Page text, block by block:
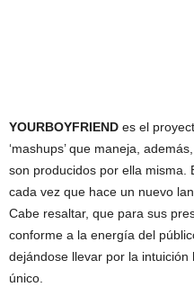
YOURBOYFRIEND es el
‘mashups’ que maneja,
son producidos por ella misma.
cada vez que hace un nuevo
Cabe resaltar, que para sus
conforme a la energía del
dejándose llevar por la
único.